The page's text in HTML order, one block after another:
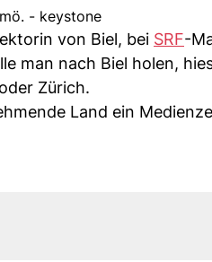
- keystone
von Biel, bei SRF-
man nach Biel holen,
Zürich.
Land ein